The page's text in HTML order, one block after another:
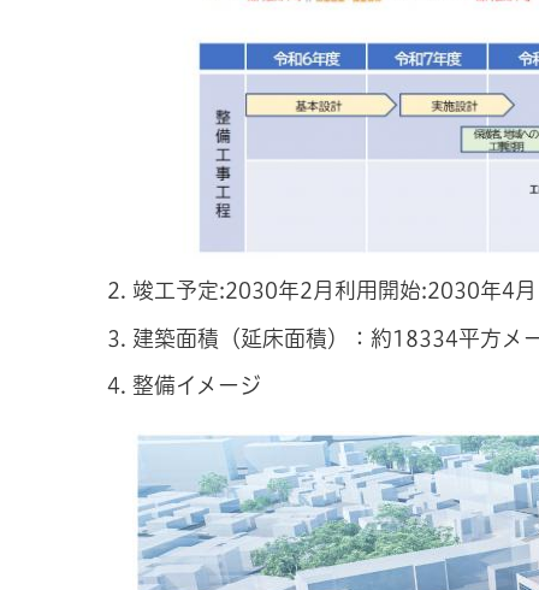
竣工予定:2030年2月利用開始:2030年4月
建築面積（延床面積）：約18334平方メ
整備イメージ